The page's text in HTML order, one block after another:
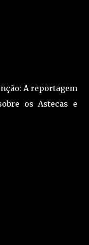
A reportagem
os Astecas e